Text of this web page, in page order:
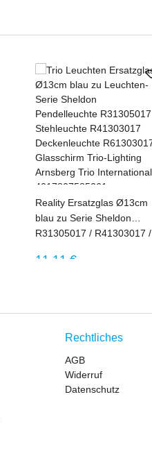
Reality Ersatzglas Ø13cm
blau zu Serie Sheldon
R31305017 / R41303017 /
Regulärer Preis:
11,11 €
Rechtliches
AGB
Widerruf
Datenschutz